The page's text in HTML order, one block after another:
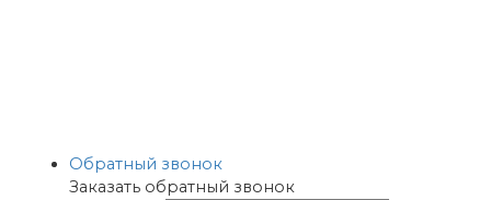
Обратный звонок
Заказать обратный звонок